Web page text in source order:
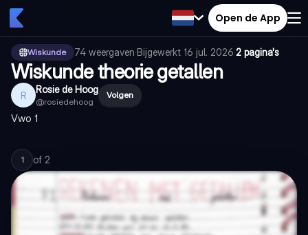
Open de App
Wiskunde 74 weergaven·Bijgewerkt 16 jul. 2026·2 pagina's
Wiskunde theorie getallen
R Rosie de Hoog
@rosiedehoog
Volgen
Vwo 1
1 of 2